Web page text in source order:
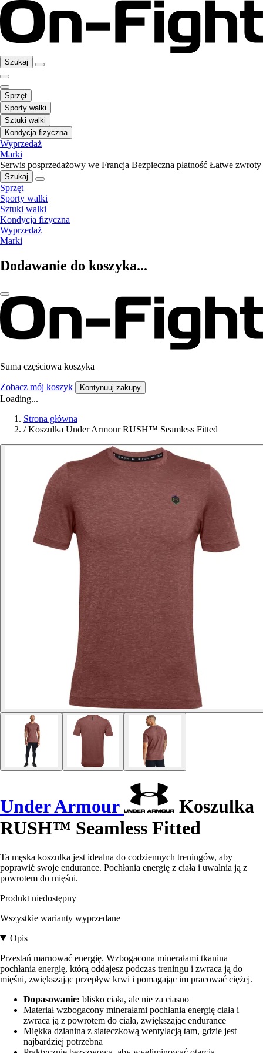
Szukaj
Sprzęt
Sporty walki
Sztuki walki
Kondycja fizyczna
Wyprzedaż
Marki
Serwis posprzedażowy we Francja Bezpieczna płatność Łatwe zwroty
Szukaj
Sprzęt
Sporty walki
Sztuki walki
Kondycja fizyczna
Wyprzedaż
Marki
Dodawanie do koszyka...
Suma częściowa koszyka
Zobacz mój koszyk Kontynuuj zakupy
Loading...
Strona główna
/ Koszulka Under Armour RUSH™ Seamless Fitted
Under Armour
Koszulka
RUSH™ Seamless Fitted
Ta męska koszulka jest idealna do codziennych treningów, aby
poprawić swoje endurance. Pochłania energię z ciała i uwalnia ją z
powrotem do mięśni.
Produkt niedostępny
Wszystkie warianty wyprzedane
Opis
Przestań marnować energię. Wzbogacona minerałami tkanina
pochłania energię, którą oddajesz podczas treningu i zwraca ją do
mięśni, zwiększając przepływ krwi i pomagając im pracować ciężej.
Dopasowanie: blisko ciała, ale nie za ciasno
Materiał wzbogacony minerałami pochłania energię ciała i
zwraca ją z powrotem do ciała, zwiększając endurance
Miękka dzianina z siateczkową wentylacją tam, gdzie jest
najbardziej potrzebna